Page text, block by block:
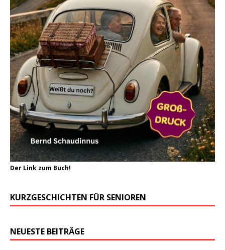
Der Link zum Buch!
KURZGESCHICHTEN FÜR SENIOREN
NEUESTE BEITRÄGE